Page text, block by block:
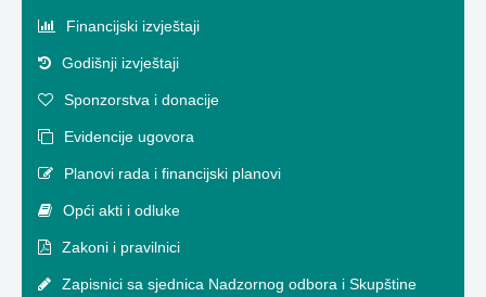
Financijski izvještaji
Godišnji izvještaji
Sponzorstva i donacije
Evidencije ugovora
Planovi rada i financijski planovi
Opći akti i odluke
Zakoni i pravilnici
Zapisnici sa sjednica Nadzornog odbora i Skupštine